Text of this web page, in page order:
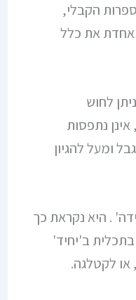
הקבלי,
את כלל
לחוש
אינן נתפסות
ומעל להגיון
. היא נקראת כך
ב'יחיד'
או לקטלגה.